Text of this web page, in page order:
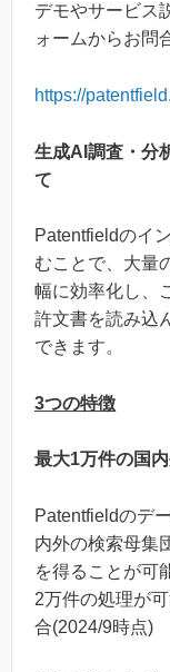
デモやサービス
ォームからお問
https://
生成AI調査・分
て
Patentfieldのイ
むことで、大量
幅に効率化し、
許文書を読み込
できます。
3つの特徴
最大1万件の国
Patentfieldのデ
内外の検索母集
を得ることが可
2万件の処理が
合(2024/9時点)